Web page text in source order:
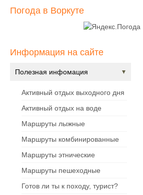
Погода в Воркуте
Информация на сайте
Полезная инфомация
Активный отдых выходного дня
Активный отдых на воде
Маршруты лыжные
Маршруты комбинированные
Маршруты этнические
Маршруты пешеходные
Готов ли ты к походу, турист?